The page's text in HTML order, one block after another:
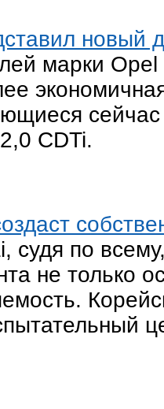
новый
марки Opel
CDTi.
судя по
не только